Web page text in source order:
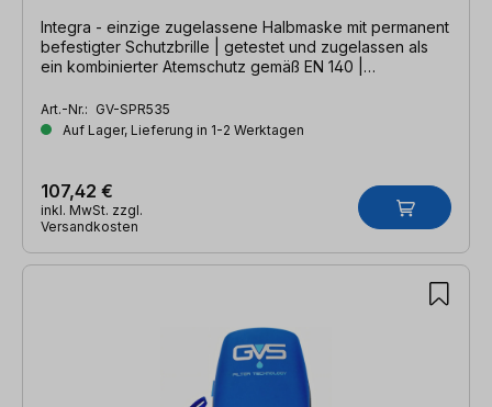
Integra - einzige zugelassene Halbmaske mit permanent
befestigter Schutzbrille | getestet und zugelassen als
ein kombinierter Atemschutz gemäß EN 140 |
Art.-Nr.: GV-SPR535
Auf Lager, Lieferung in 1-2 Werktagen
107,42 €
inkl. MwSt. zzgl.
Versandkosten